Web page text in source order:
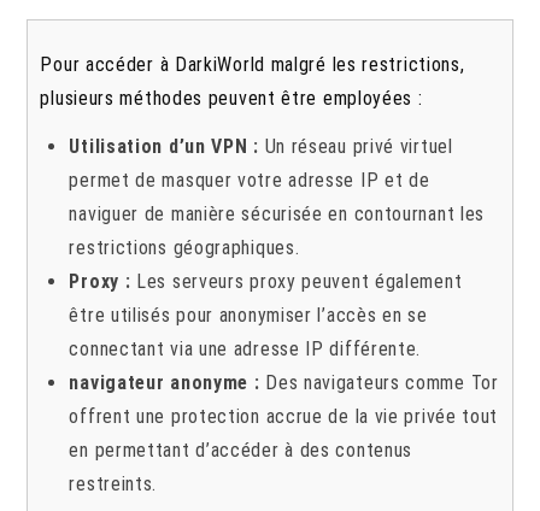
Pour accéder à DarkiWorld malgré les restrictions,
plusieurs méthodes peuvent être employées :
Utilisation d’un VPN : Un réseau privé virtuel
permet de masquer votre adresse IP et de
naviguer de manière sécurisée en contournant les
restrictions géographiques.
Proxy : Les serveurs proxy peuvent également
être utilisés pour anonymiser l’accès en se
connectant via une adresse IP différente.
navigateur anonyme : Des navigateurs comme Tor
offrent une protection accrue de la vie privée tout
en permettant d’accéder à des contenus
restreints.